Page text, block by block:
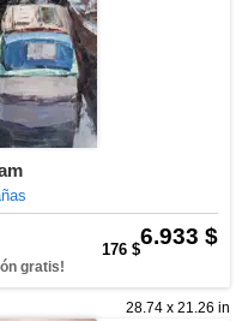
6.933 $
176 $
gratis!
28.74 x 21.26 in